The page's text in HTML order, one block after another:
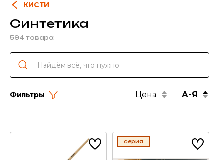
КИСТИ
Синтетика
594 товара
Фильтры Цена А-Я
серия